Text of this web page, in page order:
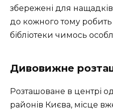
збережені для
до кожного тому робить
бібліотеки чимось
Дивовижне
Розташоване в центрі
районів Києва, місце